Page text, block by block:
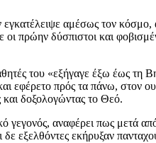
αμέσως τον
πρώην δύσπιστοι και
του «εξήγαγε έξω έως
εφέρετο πρός τα πάνω, στον
δοξολογώντας το Θεό.
γεγονός, αναφέρει πως μετά
εξελθόντες εκήρυξαν